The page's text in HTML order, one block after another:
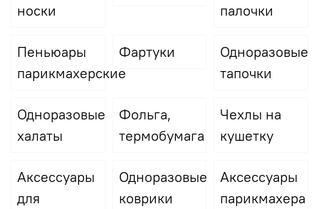
носки
палочки
Пеньюары
парикмахерские
Фартуки
Одноразовые
тапочки
Одноразовые
халаты
Фольга,
термобумага
Чехлы на
кушетку
Аксессуары
для
Одноразовые
коврики
Аксессуары
парикмахера